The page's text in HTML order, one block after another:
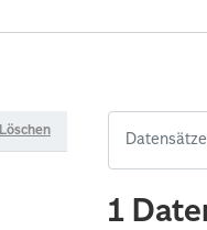
Löschen
1